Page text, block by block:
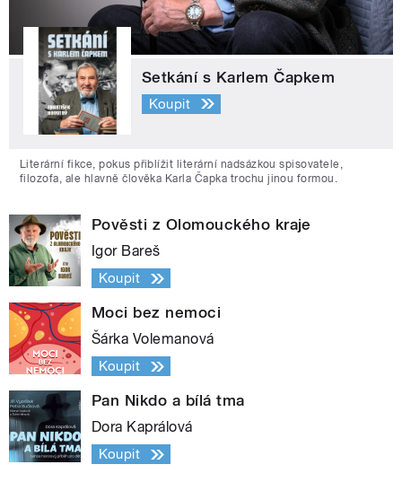
Setkání s Karlem Čapkem
Koupit
Literární fikce, pokus přiblížit literární nadsázkou spisovatele,
filozofa, ale hlavně člověka Karla Čapka trochu jinou formou.
Pověsti z Olomouckého kraje
Igor Bareš
Koupit
Moci bez nemoci
Šárka Volemanová
Koupit
Pan Nikdo a bílá tma
Dora Kaprálová
Koupit